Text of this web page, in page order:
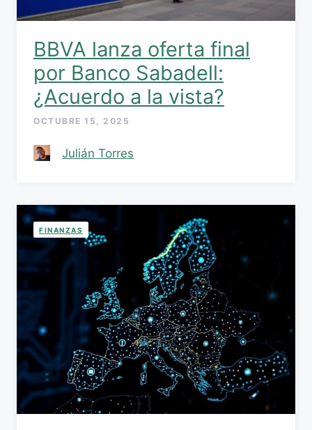
BBVA lanza oferta final
por Banco Sabadell:
¿Acuerdo a la vista?
OCTUBRE 15, 2025
Julián Torres
FINANZAS